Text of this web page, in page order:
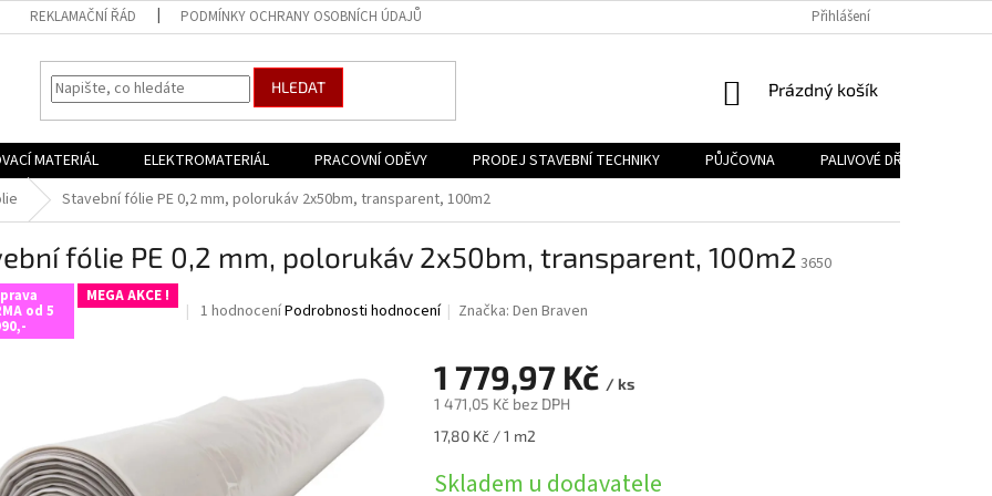
REKLAMAČNÍ ŘÁD PODMÍNKY OCHRANY OSOBNÍCH ÚDAJŮ Přihlášení
HLEDAT
NÁKUPNÍ
Prázdný košík
MATERIÁL ELEKTROMATERIÁL PRACOVNÍ ODĚVY PRODEJ STAVEBNÍ TECHNIKY PŮJČOVNA PALIVOVÉ DŘEVO
Stavební fólie PE 0,2 mm, polorukáv 2x50bm, transparent, 100m2
fólie PE 0,2 mm, polorukáv 2x50bm, transparent, 100m2 3650
od 5
MEGA AKCE !
Průměrné
z
1 hodnoceníPodrobnosti hodnocení Značka:Den Braven
1 779,97 Kč / ks
1 471,05 Kč bez DPH
Měrná
17,80 Kč / 1 m2
Skladem u dodavatele